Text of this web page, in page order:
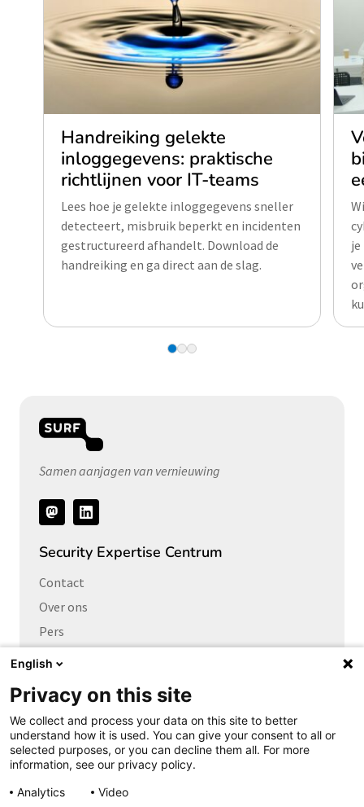
Handreiking gelekte
inloggegevens: praktische
richtlijnen voor IT-teams
Lees hoe je gelekte inloggegevens sneller
detecteert, misbruik beperkt en incidenten
gestructureerd afhandelt. Download de
handreiking en ga direct aan de slag.
je
Samen aanjagen van vernieuwing
Volg
ons
Security Expertise Centrum
Contact
Over ons
Pers
Vacatures
Links naar
Cybersecurity Community
Platform Integrale veiligheid
Privacy Expertise Centrum
SURF Vendor Compliance
English
Privacy on this site
We collect and process your data on this site to better
understand how it is used. You can give your consent to all or
selected purposes, or you can decline them all. For more
information, see our privacy policy.
Analytics
Video